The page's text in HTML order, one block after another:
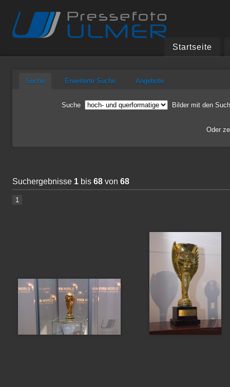
Startseite
Suche Erweiterte Suche Angebote
Suche Bilder mit den
Oder
Suchergebnisse 1 bis 68 von 68
1